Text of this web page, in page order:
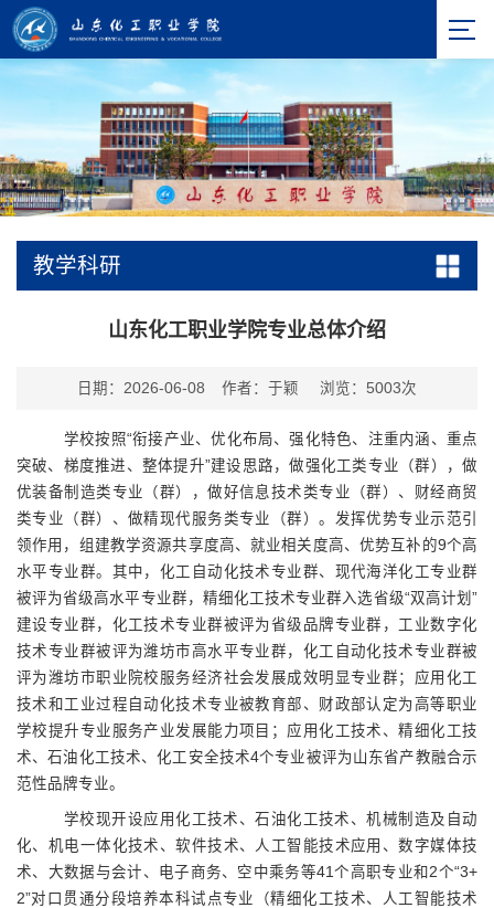
教学科研
山东化工职业学院专业总体介绍
日期：2026-06-08 作者：于颖 浏览： 5003次
学校按照“衔接产业、优化布局、强化特色、注重内涵、重点
突破、梯度推进、整体提升”建设思路，做强化工类专业（群），做
优装备制造类专业（群），做好信息技术类专业（群）、财经商贸
类专业（群）、做精现代服务类专业（群）。发挥优势专业示范引
领作用，组建教学资源共享度高、就业相关度高、优势互补的9个高
水平专业群。其中，化工自动化技术专业群、现代海洋化工专业群
被评为省级高水平专业群，精细化工技术专业群入选省级“双高计划”
建设专业群，化工技术专业群被评为省级品牌专业群，工业数字化
技术专业群被评为潍坊市高水平专业群，化工自动化技术专业群被
评为潍坊市职业院校服务经济社会发展成效明显专业群；应用化工
技术和工业过程自动化技术专业被教育部、财政部认定为高等职业
学校提升专业服务产业发展能力项目；应用化工技术、精细化工技
术、石油化工技术、化工安全技术4个专业被评为山东省产教融合示
范性品牌专业。
学校现开设应用化工技术、石油化工技术、机械制造及自动
化、机电一体化技术、软件技术、人工智能技术应用、数字媒体技
术、大数据与会计、电子商务、空中乘务等41个高职专业和2个“3+
2”对口贯通分段培养本科试点专业（精细化工技术、人工智能技术